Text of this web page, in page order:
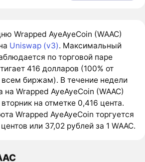
Wrapped AyeAyeCoin (WAAC)
Uniswap (v3). Максимальный
по торговой паре
416 долларов (100% от
биржам). В течение недели
Wrapped AyeAyeCoin (WAAC)
на отметке 0,416 цента.
Wrapped AyeAyeCoin торгуется
или 37,02 рублей за 1 WAAC.